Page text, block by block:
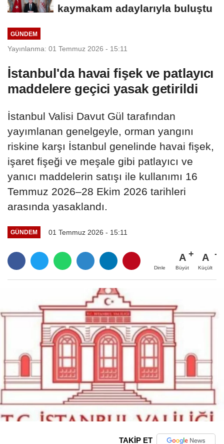
kaymakam adaylarıyla buluştu
GÜNDEM
Yayınlanma: 01 Temmuz 2026 - 15:11
İstanbul'da havai fişek ve patlayıcı
maddelere geçici yasak getirildi
İstanbul Valisi Davut Gül tarafından
yayımlanan genelgeyle, orman yangını
riskine karşı İstanbul genelinde havai fişek,
işaret fişeği ve meşale gibi patlayıcı ve
yanıcı maddelerin satışı ile kullanımı 16
Temmuz 2026–28 Ekim 2026 tarihleri
arasında yasaklandı.
GÜNDEM 01 Temmuz 2026 - 15:11
Dinle
A
Büyüt
A
Küçült
TAKİP ET